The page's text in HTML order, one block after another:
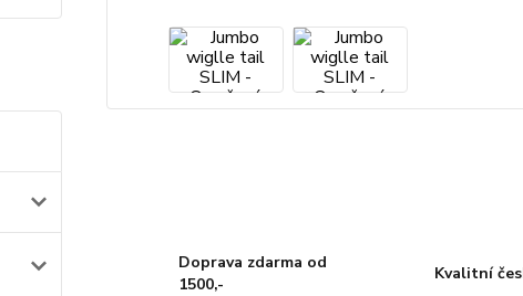
Doprava zdarma od
1500,-
Kvalitní